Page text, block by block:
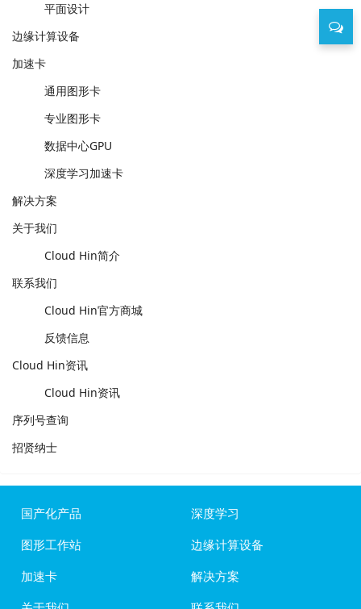
平面设计
边缘计算设备
加速卡
通用图形卡
专业图形卡
数据中心GPU
深度学习加速卡
解决方案
关于我们
Cloud Hin简介
联系我们
Cloud Hin官方商城
反馈信息
Cloud Hin资讯
Cloud Hin资讯
序列号查询
招贤纳士
国产化产品
深度学习
图形工作站
边缘计算设备
加速卡
解决方案